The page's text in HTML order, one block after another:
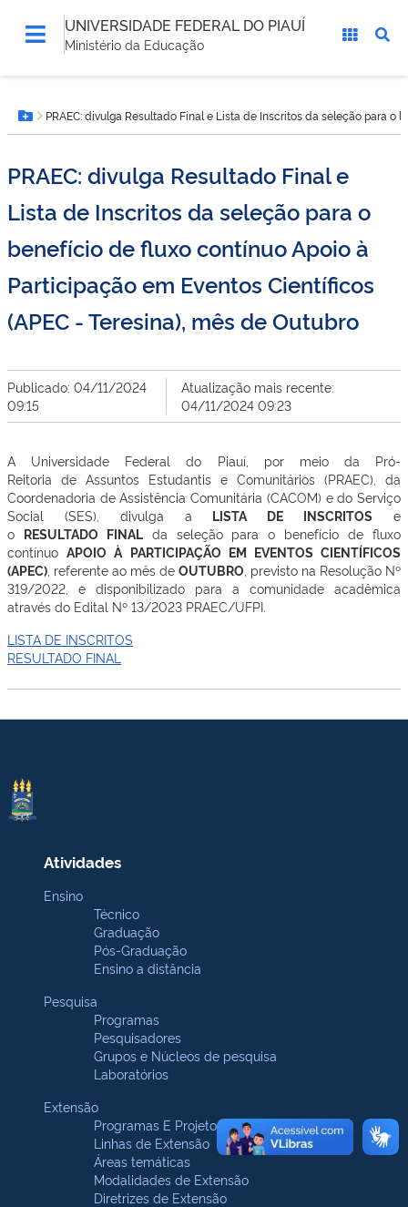
UNIVERSIDADE FEDERAL DO PIAUÍ
Ministério da Educação
está
aqui:Botão Menu
PRAEC: divulga Resultado Final e Lista de Inscritos da seleção para o
PRAEC: divulga Resultado Final e
Lista de Inscritos da seleção para o
benefício de fluxo contínuo Apoio à
Participação em Eventos Científicos
(APEC - Teresina), mês de Outubro
Publicado: 04/11/2024
09:15
Atualização mais recente:
04/11/2024 09:23
A Universidade Federal do Piauí, por meio da Pró-
Reitoria de Assuntos Estudantis e Comunitários (PRAEC), da
Coordenadoria de Assistência Comunitária (CACOM) e do Serviço
Social (SES), divulga a LISTA DE INSCRITOS e
o RESULTADO FINALda seleção para o benefício de fluxo
contínuoAPOIO À PARTICIPAÇÃO EM EVENTOS CIENTÍFICOS
(APEC) , referente ao mês de OUTUBRO , previsto na Resolução Nº
319/2022, e disponibilizado para a comunidade acadêmica
através do Edital Nº 13/2023 PRAEC/UFPI.
LISTA DE INSCRITOS
RESULTADO FINAL
Atividades
Ensino
Técnico
Graduação
Pós-Graduação
Ensino a distância
Pesquisa
Programas
Pesquisadores
Grupos e Núcleos de pesquisa
Laboratórios
Extensão
Programas E Projetos
Linhas de Extensão
Áreas temáticas
Modalidades de Extensão
Diretrizes de Extensão